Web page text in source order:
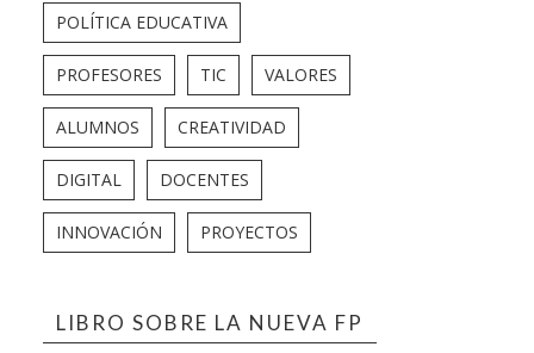
POLÍTICA EDUCATIVA
PROFESORES TIC VALORES
ALUMNOS CREATIVIDAD
DIGITAL DOCENTES
INNOVACIÓN PROYECTOS
LIBRO SOBRE LA NUEVA FP